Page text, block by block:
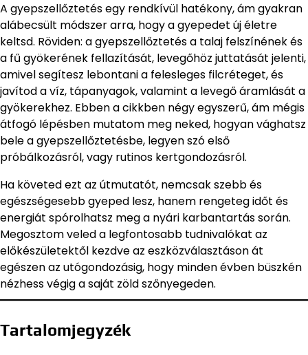
A gyepszellőztetés egy rendkívül hatékony, ám gyakran
alábecsült módszer arra, hogy a gyepedet új életre
keltsd. Röviden: a gyepszellőztetés a talaj felszínének és
a fű gyökerének fellazítását, levegőhöz juttatását jelenti,
amivel segítesz lebontani a felesleges filcréteget, és
javítod a víz, tápanyagok, valamint a levegő áramlását a
gyökerekhez. Ebben a cikkben négy egyszerű, ám mégis
átfogó lépésben mutatom meg neked, hogyan vághatsz
bele a gyepszellőztetésbe, legyen szó első
próbálkozásról, vagy rutinos kertgondozásról.
Ha követed ezt az útmutatót, nemcsak szebb és
egészségesebb gyeped lesz, hanem rengeteg időt és
energiát spórolhatsz meg a nyári karbantartás során.
Megosztom veled a legfontosabb tudnivalókat az
előkészületektől kezdve az eszközválasztáson át
egészen az utógondozásig, hogy minden évben büszkén
nézhess végig a saját zöld szőnyegeden.
Tartalomjegyzék